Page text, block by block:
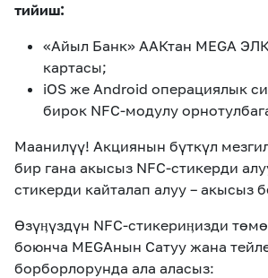
тийиш:
«Айыл Банк» ААКтан MEGA
картасы;
iOS же Android операциялык
бирок NFC-модулу
Маанилүү! Акциянын бүткүл
бир гана акысыз NFC-стикерди
стикерди кайталап алуу – акысыз
Өзүӊүздүн NFC-стикериӊизди
боюнча MEGАнын Сатуу жана
борборлорунда ала аласыз: